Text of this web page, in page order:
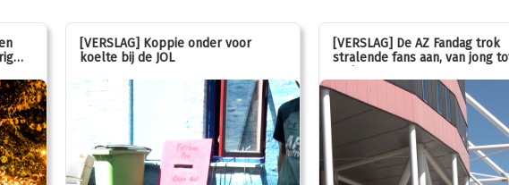
[VERSLAG] Koppie onder voor
koelte bij de JOL
[VERSLAG] De AZ Fandag trok
stralende fans aan, van jong